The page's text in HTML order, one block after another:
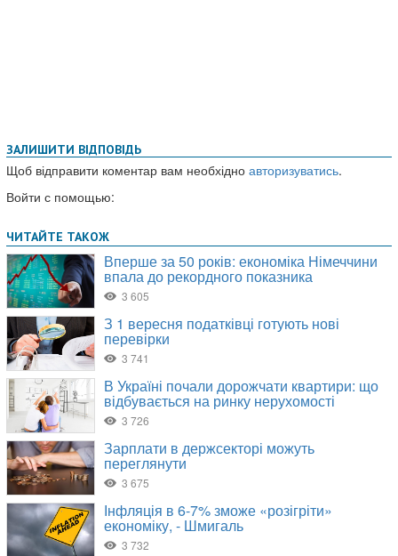
ЗАЛИШИТИ ВІДПОВІДЬ
Щоб відправити коментар вам необхідно авторизуватись.
Войти с помощью: